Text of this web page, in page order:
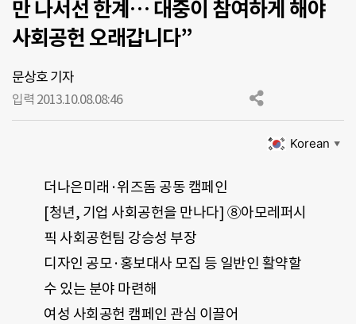
만 나서선 한계… 대중이 참여하게 해야
사회공헌 오래갑니다”
문상호 기자
입력 2013.10.08.08:46
Korean ▼
더나은미래·위즈돔 공동 캠페인
[청년, 기업 사회공헌을 만나다] ⑧아모레퍼시
픽 사회공헌팀 강승성 부장
디자인 공모·홍보대사 모집 등 일반인 활약할
수 있는 분야 마련해
여성 사회공헌 캠페인 관심 이끌어